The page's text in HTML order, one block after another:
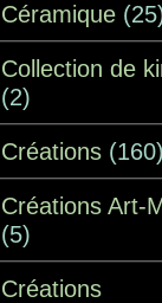
Céramique
Collection de
(2)
Créations (160)
Créations Art-
(5)
Créations